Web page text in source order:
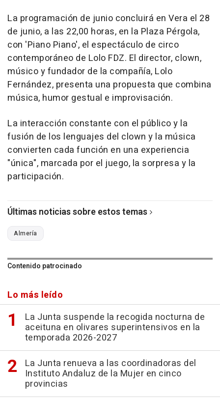
La programación de junio concluirá en Vera el 28
de junio, a las 22,00 horas, en la Plaza Pérgola,
con 'Piano Piano', el espectáculo de circo
contemporáneo de Lolo FDZ. El director, clown,
músico y fundador de la compañía, Lolo
Fernández, presenta una propuesta que combina
música, humor gestual e improvisación.
La interacción constante con el público y la
fusión de los lenguajes del clown y la música
convierten cada función en una experiencia
"única", marcada por el juego, la sorpresa y la
participación.
Últimas noticias sobre estos temas
Almería
Contenido patrocinado
Lo más leído
La Junta suspende la recogida nocturna de
aceituna en olivares superintensivos en la
temporada 2026-2027
La Junta renueva a las coordinadoras del
Instituto Andaluz de la Mujer en cinco
provincias